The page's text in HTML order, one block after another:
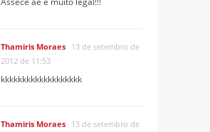
Thamiris Moraes 13 de setembro de
2012 de 11:53
kkkkkkkkkkkkkkkkkkk
Thamiris Moraes 13 de setembro de